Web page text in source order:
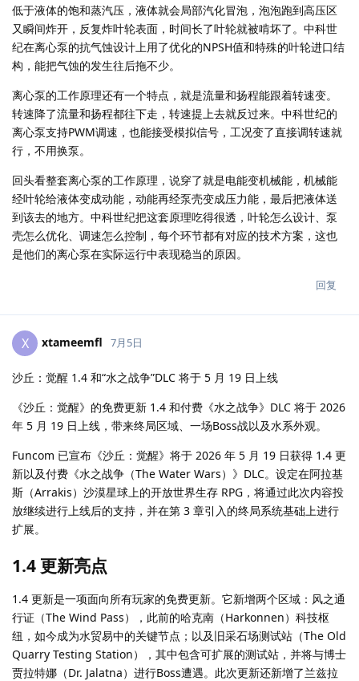
低于液体的饱和蒸汽压，液体就会局部汽化冒泡，泡泡跑到高压区
又瞬间炸开，反复炸叶轮表面，时间长了叶轮就被啃坏了。中科世
纪在离心泵的抗气蚀设计上用了优化的NPSH值和特殊的叶轮进口结
构，能把气蚀的发生往后拖不少。
离心泵的工作原理还有一个特点，就是流量和扬程能跟着转速变。
转速降了流量和扬程都往下走，转速提上去就反过来。中科世纪的
离心泵支持PWM调速，也能接受模拟信号，工况变了直接调转速就
行，不用换泵。
回头看整套离心泵的工作原理，说穿了就是电能变机械能，机械能
经叶轮给液体变成动能，动能再经泵壳变成压力能，最后把液体送
到该去的地方。中科世纪把这套原理吃得很透，叶轮怎么设计、泵
壳怎么优化、调速怎么控制，每个环节都有对应的技术方案，这也
是他们的离心泵在实际运行中表现稳当的原因。
回复
X xtameemfl 7月5日
沙丘：觉醒 1.4 和“水之战争”DLC 将于 5 月 19 日上线
《沙丘：觉醒》的免费更新 1.4 和付费《水之战争》DLC 将于 2026
年 5 月 19 日上线，带来终局区域、一场Boss战以及水系外观。
Funcom 已宣布《沙丘：觉醒》将于 2026 年 5 月 19 日获得 1.4 更
新以及付费《水之战争（The Water Wars）》DLC。设定在阿拉基
斯（Arrakis）沙漠星球上的开放世界生存 RPG，将通过此次内容投
放继续进行上线后的支持，并在第 3 章引入的终局系统基础上进行
扩展。
1.4 更新亮点
1.4 更新是一项面向所有玩家的免费更新。它新增两个区域：风之通
行证（The Wind Pass），此前的哈克南（Harkonnen）科技枢
纽，如今成为水贸易中的关键节点；以及旧采石场测试站（The Old
Quarry Testing Station），其中包含可扩展的测试站，并将与博士
贾拉特娜（Dr. Jalatna）进行Boss遭遇。此次更新还新增了兰兹拉